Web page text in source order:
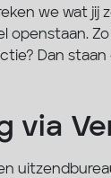
we wat
Dan
via